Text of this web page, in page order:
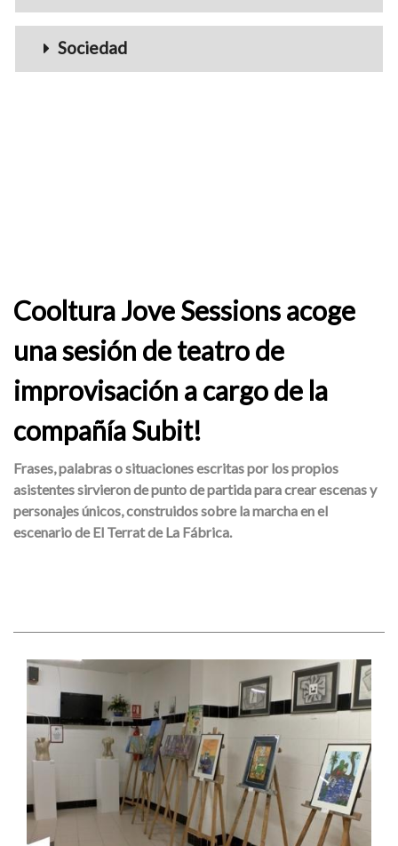
Sociedad
Cooltura Jove Sessions acoge
una sesión de teatro de
improvisación a cargo de la
compañía Subit!
Frases, palabras o situaciones escritas por los propios
asistentes sirvieron de punto de partida para crear escenas y
personajes únicos, construidos sobre la marcha en el
escenario de El Terrat de La Fábrica.